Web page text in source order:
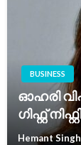
BUSINESS
ഓഹരി
ഗിഫ്റ്റ്
Hemant Singh